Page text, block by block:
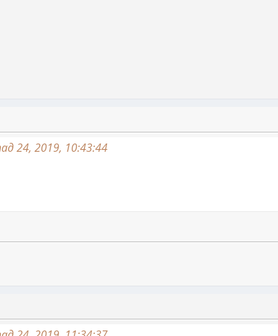
24, 2019, 10:43:44